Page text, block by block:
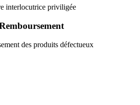
interlocutrice priviligée
des produits défectueux